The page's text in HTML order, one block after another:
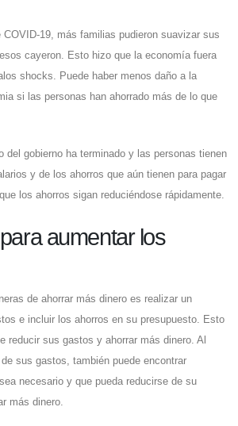
COVID-19, más familias pudieron suavizar sus
cayeron. Esto hizo que la economía fuera
shocks. Puede haber menos daño a la
si las personas han ahorrado más de lo que
del gobierno ha terminado y las personas tienen
y de los ahorros que aún tienen para pagar
los ahorros sigan reduciéndose rápidamente.
aumentar los
de ahorrar más dinero es realizar un
e incluir los ahorros en su presupuesto. Esto
reducir sus gastos y ahorrar más dinero. Al
sus gastos, también puede encontrar
necesario y que pueda reducirse de su
más dinero.